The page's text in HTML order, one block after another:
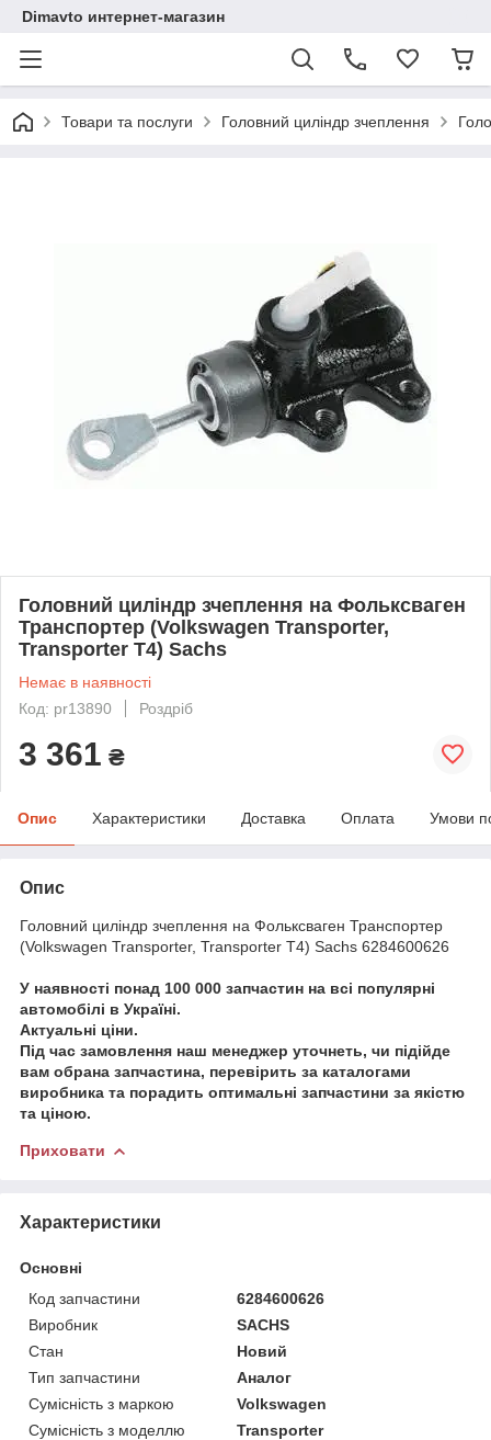
Dimavto интернет-магазин
Товари та послуги Головний циліндр зчеплення
Головний циліндр зчеплення на Фольксваген
Транспортер (Volkswagen Transporter,
Transporter T4) Sachs
Немає в наявності
Код: pr13890
Роздріб
3 361 ₴
Опис Характеристики Доставка Оплата Умови
Опис
Головний циліндр зчеплення на Фольксваген Транспортер
(Volkswagen Transporter, Transporter T4) Sachs 6284600626
У наявності понад 100 000 запчастин на всі популярні
автомобілі в Україні.
Актуальні ціни.
Під час замовлення наш менеджер уточнеть, чи підійде
вам обрана запчастина, перевірить за каталогами
виробника та порадить оптимальні запчастини за якістю
та ціною.
Приховати
Характеристики
Основні
Код запчастини
6284600626
Виробник
SACHS
Стан
Новий
Тип запчастини
Аналог
Сумісність з маркою
Volkswagen
Сумісність з моделлю
Transporter